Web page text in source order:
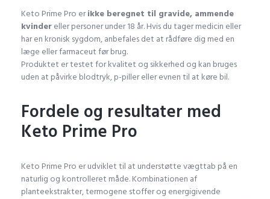
Keto Prime Pro erikke beregnet til gravide, ammende
kvindereller personer under 18 år. Hvis du tager medicin eller
har en kronisk sygdom, anbefales det at rådføre dig med en
læge eller farmaceut før brug.
Produktet er testet for kvalitet og sikkerhed og kan bruges
uden at påvirke blodtryk, p-piller eller evnen til at køre bil.
Fordele og resultater med
Keto Prime Pro
Keto Prime Pro er udviklet til at understøtte vægttab på en
naturlig og kontrolleret måde. Kombinationen af
planteekstrakter, termogene stoffer og energigivende